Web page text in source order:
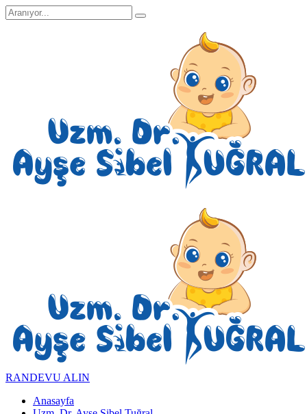
RANDEVU ALIN
Anasayfa